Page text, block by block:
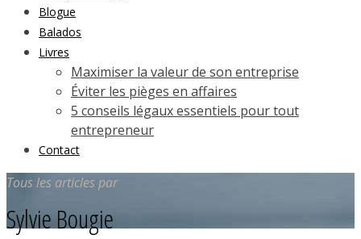
Blogue
Balados
Livres
Maximiser la valeur de son entreprise
Éviter les pièges en affaires
5 conseils légaux essentiels pour tout
entrepreneur
Contact
Tous les articles par
Sylvie Bougie